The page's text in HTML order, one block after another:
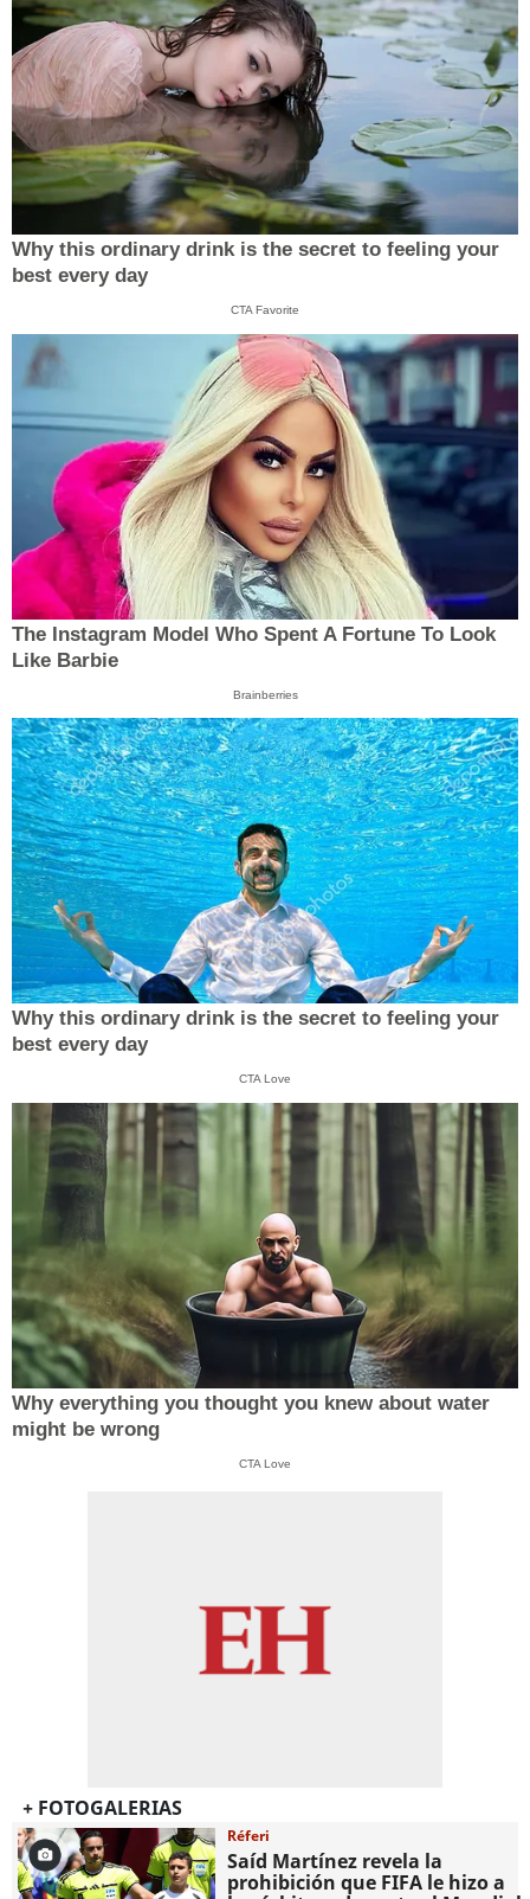
Why this ordinary drink is the secret to feeling your
best every day
CTA Favorite
The Instagram Model Who Spent A Fortune To Look
Like Barbie
Brainberries
Why this ordinary drink is the secret to feeling your
best every day
CTA Love
Why everything you thought you knew about water
might be wrong
CTA Love
+ FOTOGALERIAS
Réferi
Saíd Martínez revela la
prohibición que FIFA le hizo a